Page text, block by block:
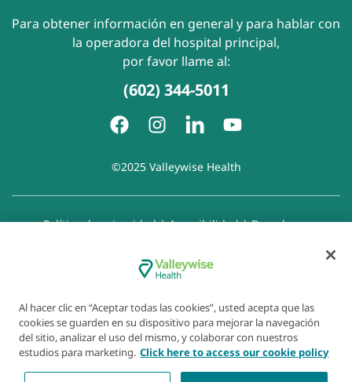
Para obtener información en general y para hablar con
la operadora del hospital principal,
por favor llame al:
(602) 344-5011
©2025 Valleywise Health
Política de privacidad|Accesibilidad|Derechos y
Aviso de Prohibición de la Discriminación
Exención de responsabilidad con respecto a sitios web
Al hacer clic en “Aceptar todas las cookies”, usted acepta que las
cookies se guarden en su dispositivo para mejorar la navegación
del sitio, analizar el uso del mismo, y colaborar con nuestros
estudios para marketing. Click here to access our cookie policy